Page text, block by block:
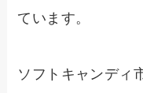
ています。
ソフトキャンディ